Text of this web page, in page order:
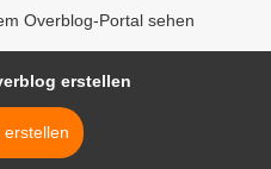
Overblog-Portal sehen
erstellen
erstellen